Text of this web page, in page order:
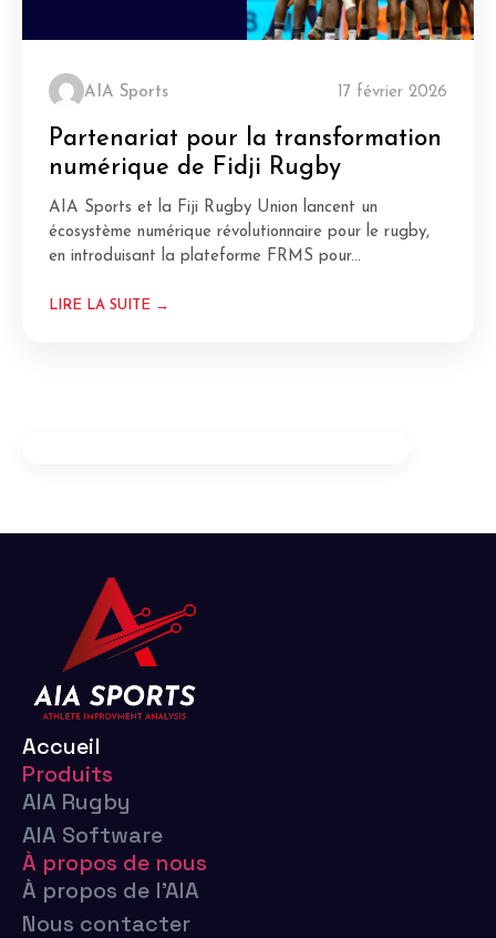
AIA Sports 17 février 2026
Partenariat pour la transformation
numérique de Fidji Rugby
AIA Sports et la Fiji Rugby Union lancent un
écosystème numérique révolutionnaire pour le rugby,
en introduisant la plateforme FRMS pour...
LIRE LA SUITE →
Accueil
Produits
AIA Rugby
AIA Software
À propos de nous
À propos de l'AIA
Nous contacter